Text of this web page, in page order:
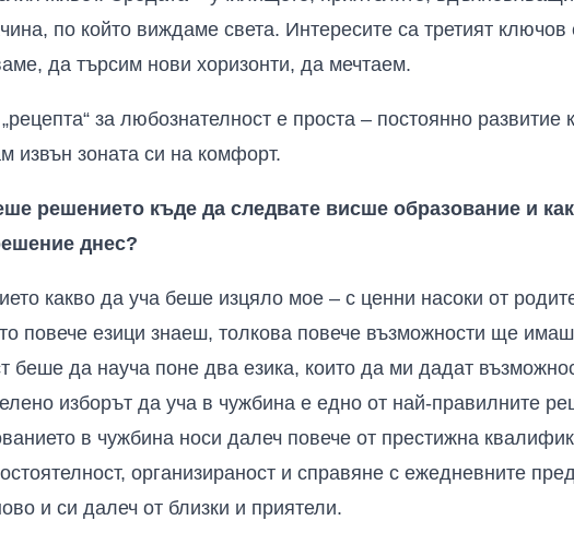
по който виждаме света. Интересите са третият
да търсим нови хоризонти, да мечтаем.
за любознателност е проста – постоянно
извън зоната си на комфорт.
решението къде да следвате висше образование и
днес?
какво да уча беше изцяло мое – с ценни насоки от
повече езици знаеш, толкова повече възможности ще
беше да науча поне два езика, които да ми дадат
изборът да уча в чужбина е едно от най-правилните
в чужбина носи далеч повече от престижна
организираност и справяне с ежедневните
и си далеч от близки и приятели.